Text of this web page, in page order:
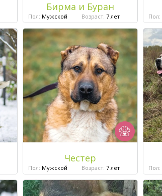
Бирма и Буран
Пол: Мужской Возраст: 7 лет Пол:
Честер
Пол: Мужской Возраст: 7 лет Пол: